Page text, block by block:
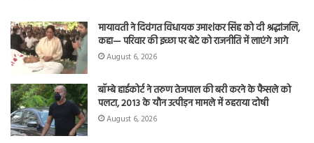
मायावती ने दिवंगत विधायक उमाशंकर सिंह को दी श्रद्धांजलि,
कहा— परिवार की इच्छा पर बेटे को राजनीति में लाएंगे आगे
August 6, 2026
बॉम्बे हाईकोर्ट ने तरुण तेजपाल की बरी करने के फैसले को
पलटा, 2013 के यौन उत्पीड़न मामले में ठहराया दोषी
August 6, 2026